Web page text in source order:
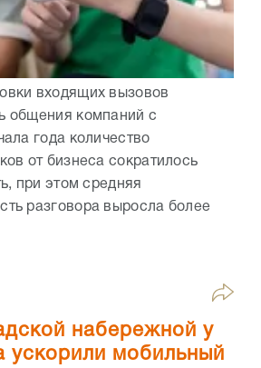
входящих вызовов
общения компаний с
года количество
от бизнеса сократилось
при этом средняя
разговора выросла более
набережной у
ускорили мобильный